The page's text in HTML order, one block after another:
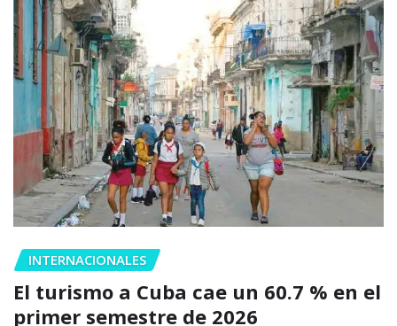
INTERNACIONALES
El turismo a Cuba cae un 60.7 % en el
primer semestre de 2026